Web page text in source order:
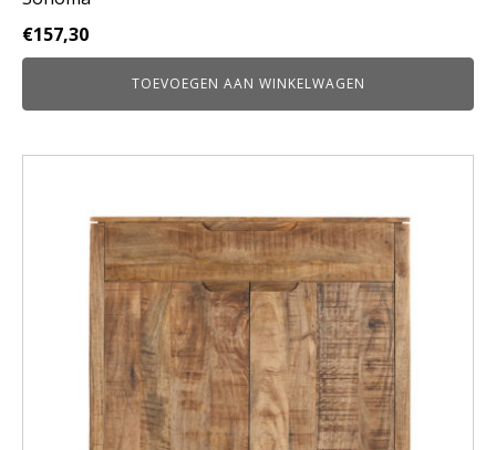
€157,30
TOEVOEGEN AAN WINKELWAGEN